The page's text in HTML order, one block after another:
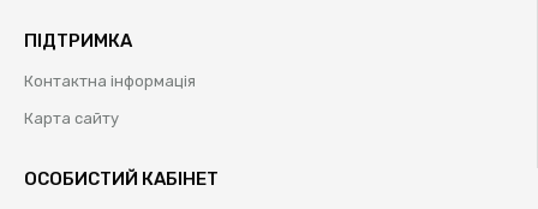
ПІДТРИМКА
Контактна інформація
Карта сайту
ОСОБИСТИЙ КАБІНЕТ